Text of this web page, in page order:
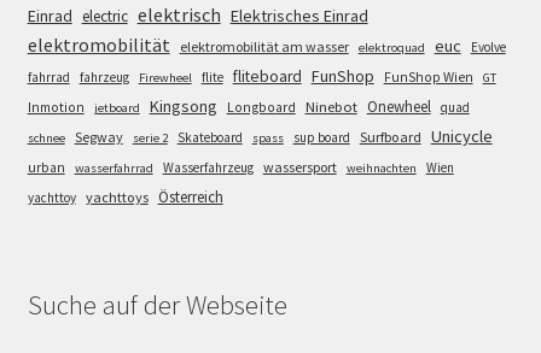
Einrad electric elektrisch Elektrisches Einrad
elektromobilität elektromobilität am wasser elektroquad euc
Evolve
fahrrad
fahrzeug Firewheel flite fliteboard FunShop FunShop Wien GT
Inmotion jetboard Kingsong Longboard Ninebot Onewheel quad
schnee Segway serie 2 Skateboard spass sup board Surfboard Unicycle
urban wasserfahrrad Wasserfahrzeug wassersport weihnachten
Wien
yachttoy yachttoys Österreich
Suche auf der Webseite